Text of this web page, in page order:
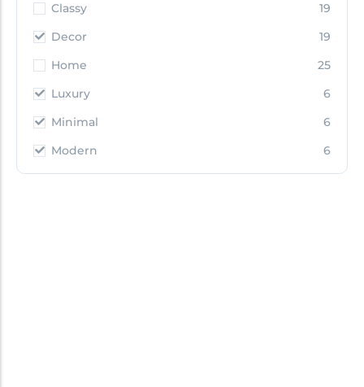
Classy
19
Decor
19
Home
25
Luxury
6
Minimal
6
Modern
6